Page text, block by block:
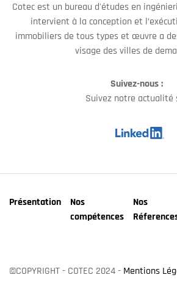
Cotec est un bureau d'études en
intervient à la conception et
immobiliers de tous types et œuvre a
visage des villes de
Suivez-nous :
Suivez notre actualité
Présentation
Nos
compétences
Nos
©COPYRIGHT - COTEC 2024 - Mentions